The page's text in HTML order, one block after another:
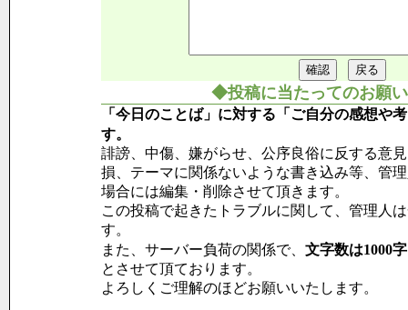
◆投稿に当たってのお願
「今日のことば」に対する「ご自分の感想や
す。
誹謗、中傷、嫌がらせ、公序良俗に反する意
損、テーマに関係ないような書き込み等、管
場合には編集・削除させて頂きます。
この投稿で起きたトラブルに関して、管理人
す。
また、サーバー負荷の関係で、 文字数は1000
とさせて頂ております。
よろしくご理解のほどお願いいたします。